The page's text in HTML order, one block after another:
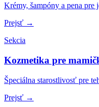
Krémy, šampóny a pena pre
Prejsť →
Sekcia
Kozmetika pre
Špeciálna starostlivosť pre
Prejsť →